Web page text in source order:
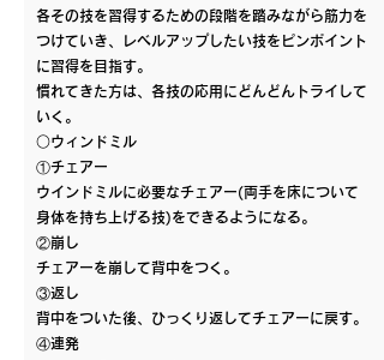
各その技を習得するための段階を踏みながら筋力を
つけていき、レベルアップしたい技をピンポイント
に習得を目指す。
慣れてきた方は、各技の応用にどんどんトライして
いく。
○ウィンドミル
①チェアー
ウインドミルに必要なチェアー(両手を床について
身体を持ち上げる技)をできるようになる。
②崩し
チェアーを崩して背中をつく。
③返し
背中をついた後、ひっくり返してチェアーに戻す。
④連発